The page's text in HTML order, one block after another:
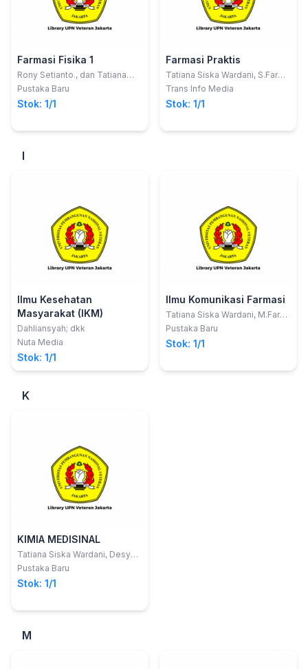
Farmasi Fisika 1
Rony Setianto., dan Tatiana
Siska Wardani
Pustaka Baru
Stok: 1/1
Farmasi Praktis
Tatiana Siska Wardani, S.Farm.,
M.Farm.; Apt. Santi Dwi Astuti,
Trans Info Media
Stok: 1/1
I
Ilmu Kesehatan
Masyarakat (IKM)
Dahliansyah; dkk
Nuta Media
Stok: 1/1
Ilmu Komunikasi Farmasi
Tatiana Siska Wardani, M.Farm.
Dan Aris Prio Agus Santoso
Pustaka Baru
Stok: 1/1
K
KIMIA MEDISINAL
Tatiana Siska Wardani, Desy
Ayu Irma Permatasari, S.Si.,
Setianto
Pustaka Baru
Stok: 1/1
M